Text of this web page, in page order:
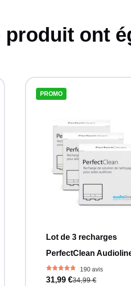
ont
PROMO
Lot de 3 recharges
PerfectClean
190 avis
31,99 €34,99 €